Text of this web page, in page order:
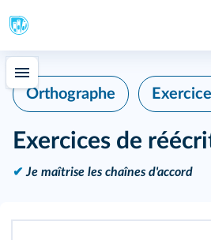
Orthographe
Exercices de
✔ Je maîtrise les chaînes d'accord